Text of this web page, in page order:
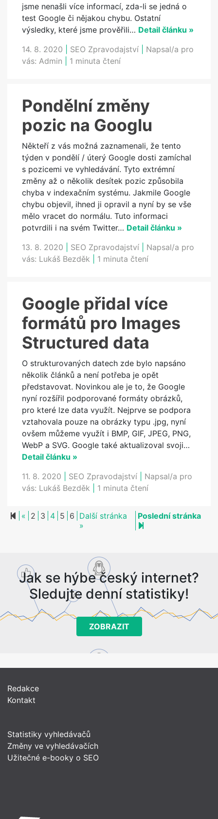
jsme nenašli více informací, zda-li se jedná o
test Google či nějakou chybu. Ostatní
výsledky, které jsme prověřili… Detail článku »
14. 8. 2020
SEO Zpravodajství
Napsal/a pro
vás: Admin 1 minuta čtení
Pondělní změny
pozic na Googlu
Někteří z vás možná zaznamenali, že tento
týden v pondělí / úterý Google dosti zamíchal
s pozicemi ve vyhledávání. Tyto extrémní
změny až o několik desítek pozic způsobila
chyba v indexačním systému. Jakmile Google
chybu objevil, ihned ji opravil a nyní by se vše
mělo vracet do normálu. Tuto informaci
potvrdili i na svém Twitter… Detail článku »
13. 8. 2020
SEO Zpravodajství
Napsal/a pro
vás: Lukáš Bezděk 1 minuta čtení
Google přidal více
formátů pro Images
Structured data
O strukturovaných datech zde bylo napsáno
několik článků a není potřeba je opět
představovat. Novinkou ale je to, že Google
nyní rozšířil podporované formáty obrázků,
pro které lze data využít. Nejprve se podpora
vztahovala pouze na obrázky typu .jpg, nyní
ovšem můžeme využít i BMP, GIF, JPEG, PNG,
WebP a SVG. Google také aktualizoval svoji…
Detail článku »
11. 8. 2020
SEO Zpravodajství
Napsal/a pro
vás: Lukáš Bezděk 1 minuta čtení
« Previous page
2 3 4 5 6 Další stránka
»
Poslední stránka
Jak se hýbe český internet?
Sledujte denní statistiky!
ZOBRAZIT
Redakce
Kontakt
Statistiky vyhledávačů
Změny ve vyhledávačích
Užitečné e-booky o SEO